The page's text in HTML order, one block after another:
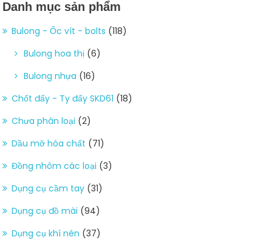
Danh mục sản phẩm
Bulong - Ốc vít - bolts (118)
Bulong hoa thị (6)
Bulong nhựa (16)
Chốt đẩy - Ty đẩy SKD61 (18)
Chưa phân loại (2)
Dầu mỡ hóa chất (71)
Đồng nhôm các loại (3)
Dụng cụ cầm tay (31)
Dụng cụ đồ mài (94)
Dụng cụ khí nén (37)